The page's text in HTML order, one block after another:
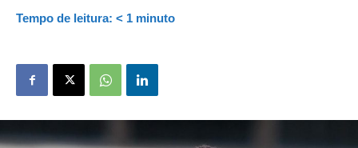
Tempo de leitura: < 1 minuto